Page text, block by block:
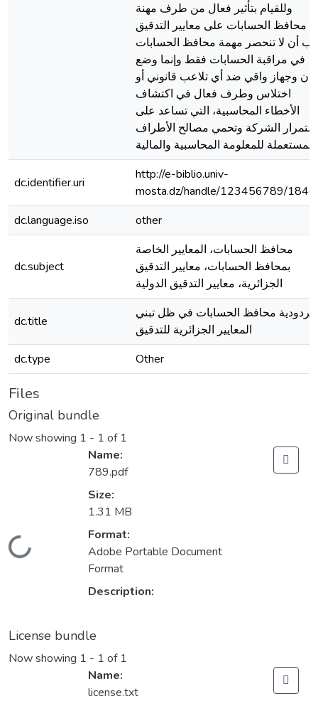
وللقيام بتأثير فعال من طرف مهنة
محافظ الحسابات على معايير التدقيق
أن لا تنحصر مهمة محافظ الحسابات
في مراقبة الحسابات فقط وإنما وضع
وجهاز واقي ضد أي تلاعب قانوني أو
اختلاس وطرف فعال في اكتشاف
الأخطاء المحاسبية، التي تساعد على
الشركة وتحمي مصالح الأطراف
المستعملة للمعلومة المحاسبية والمالية
dc.identifier.uri
http://e-biblio.univ-
mosta.dz/handle/123456789/
dc.language.iso
other
dc.subject
محافظ الحسابات، المعايير الخاصة
بمحافظ الحسابات، معايير التدقيق
الجزائرية، معايير التدقيق الدولية
dc.title
مردودية محافظ الحسابات في ظل تبني
المعايير الجزائرية للتدقيق
dc.type
Other
Files
Original bundle
Now showing 1 - 1 of 1
Loading...
Name:
789.pdf
Size:
1.31 MB
Format:
Adobe Portable Document
Format
Description:
License bundle
Now showing 1 - 1 of 1
Name:
license.txt